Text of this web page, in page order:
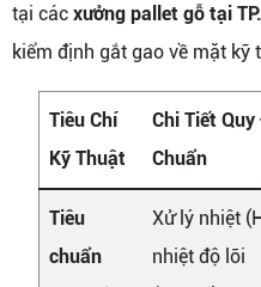
tại các xưởng pallet gỗ tại
kiểm định gắt gao về mặt kỹ
Tiêu Chí
Kỹ Thuật
Chi Tiết
Chuẩn
Tiêu
chuẩn
Xử lý nhiệt
nhiệt độ lõi